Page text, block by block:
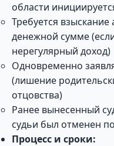
области
Требуется
денежной сумме
нерегулярный доход)
Одновременно
(лишение
отцовства)
Ранее вынесенный
судьи был отменен
Процесс и сроки: